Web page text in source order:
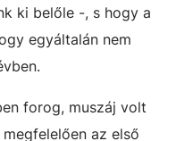
ki belőle -, s hogy a
egyáltalán nem
forog, muszáj volt
az első